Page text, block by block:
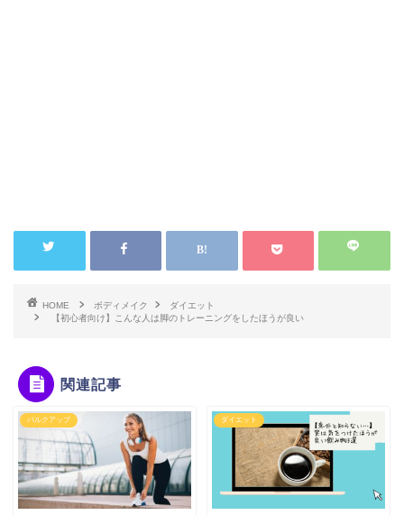
HOME ボディメイク
ダイエット
【初心者向け】こんな人は脚のトレーニングをしたほうが良い
関連記事
バルクアップ ダイエット